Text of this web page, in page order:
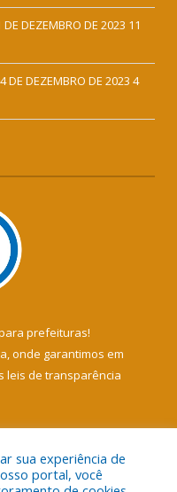
DEZEMBRO DE 2023 11
DE DEZEMBRO DE 2023 4
prefeituras!
onde garantimos em
leis de transparência
sua experiência de
portal, você